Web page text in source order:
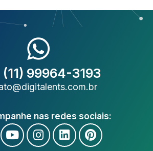
99964-3193
nas redes sociais: